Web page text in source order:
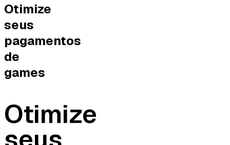
Otimize
seus
pagamentos
de
games
Otimize